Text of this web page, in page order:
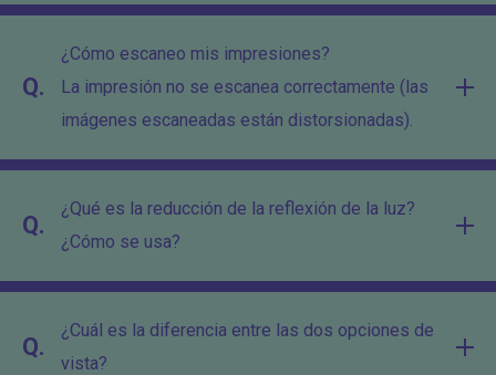
Q.
¿Cómo escaneo mis impresiones?
La impresión no se escanea correctamente (las
imágenes escaneadas están distorsionadas).
Q.
¿Qué es la reducción de la reflexión de la luz?
¿Cómo se usa?
Q.
¿Cuál es la diferencia entre las dos opciones de
vista?